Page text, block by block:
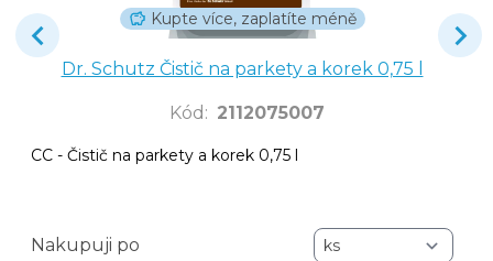
Kupte více, zaplatíte méně
Dr. Schutz Čistič na parkety a korek 0,75 l
Kód : 2112075007
CC - Čistič na parkety a korek 0,75 l
Nakupuji po